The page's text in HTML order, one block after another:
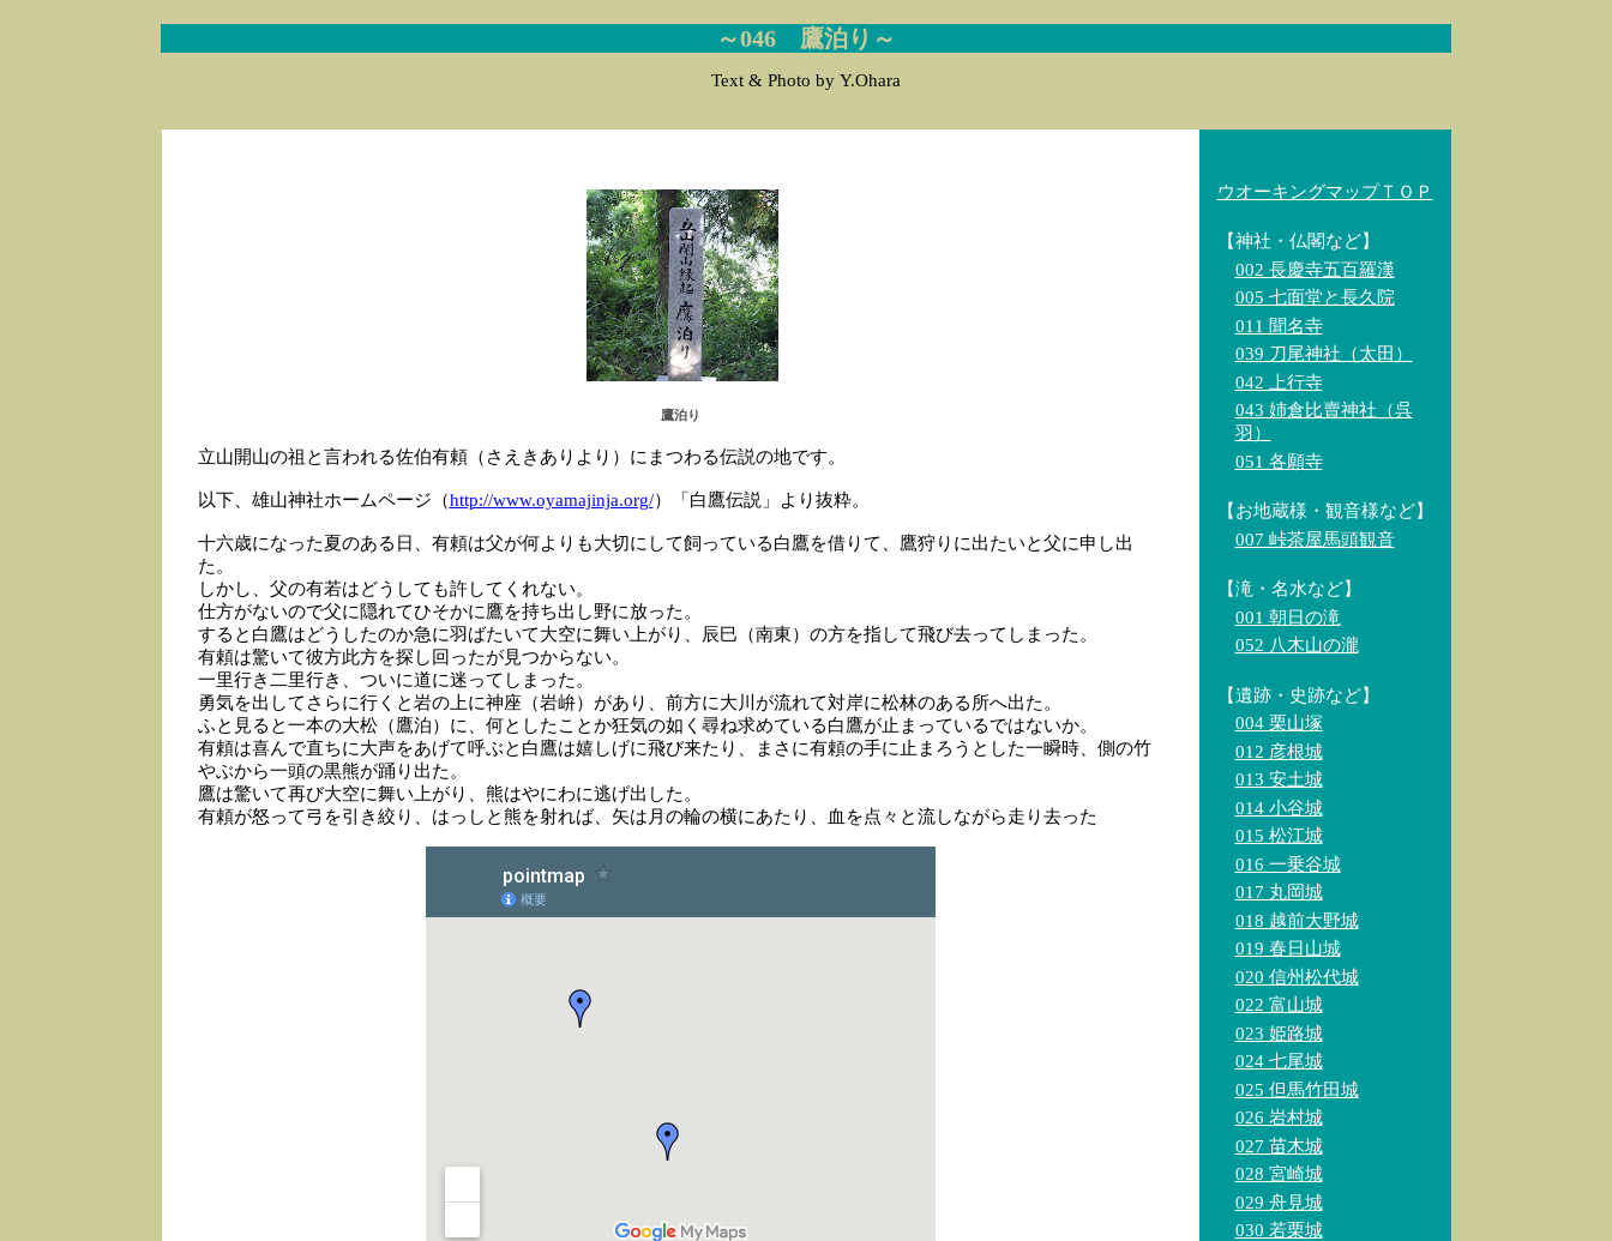
～046 鷹泊り～
Text & Photo by Y.Ohara
鷹泊り
立山開山の祖と言われる佐伯有頼（さえきありより）にまつわる伝説の地です。
以下、雄山神社ホームページ（http://www.oyamajinja.org/）「白鷹伝説」より抜粋。
十六歳になった夏のある日、有頼は父が何よりも大切にして飼っている白鷹を借りて、鷹狩りに出たいと父に申し出
た。
しかし、父の有若はどうしても許してくれない。
仕方がないので父に隠れてひそかに鷹を持ち出し野に放った。
すると白鷹はどうしたのか急に羽ばたいて大空に舞い上がり、辰巳（南東）の方を指して飛び去ってしまった。
有頼は驚いて彼方此方を探し回ったが見つからない。
一里行き二里行き、ついに道に迷ってしまった。
勇気を出してさらに行くと岩の上に神座（岩峅）があり、前方に大川が流れて対岸に松林のある所へ出た。
ふと見ると一本の大松（鷹泊）に、何としたことか狂気の如く尋ね求めている白鷹が止まっているではないか。
有頼は喜んで直ちに大声をあげて呼ぶと白鷹は嬉しげに飛び来たり、まさに有頼の手に止まろうとした一瞬時、側の竹
やぶから一頭の黒熊が踊り出た。
鷹は驚いて再び大空に舞い上がり、熊はやにわに逃げ出した。
有頼が怒って弓を引き絞り、はっしと熊を射れば、矢は月の輪の横にあたり、血を点々と流しながら走り去った
ウオーキングマップＴＯＰ
【神社・仏閣など】
002 長慶寺五百羅漢
005 七面堂と長久院
011 聞名寺
039 刀尾神社（太田）
042 上行寺
043 姉倉比賣神社（呉
羽）
051 各願寺
【お地蔵様・観音様など】
007 峠茶屋馬頭観音
【滝・名水など】
001 朝日の滝
052 八木山の瀧
【遺跡・史跡など】
004 栗山塚
012 彦根城
013 安土城
014 小谷城
015 松江城
016 一乗谷城
017 丸岡城
018 越前大野城
019 春日山城
020 信州松代城
022 富山城
023 姫路城
024 七尾城
025 但馬竹田城
026 岩村城
027 苗木城
028 宮崎城
029 舟見城
030 若栗城